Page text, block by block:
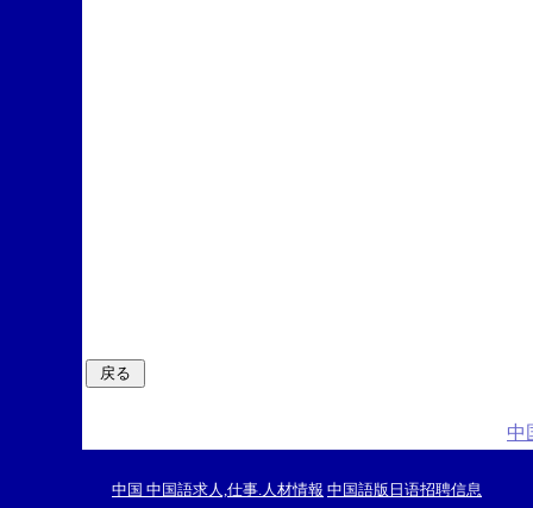
中
中国 中国語求人,仕事.人材情報 中国語版日语招聘信息